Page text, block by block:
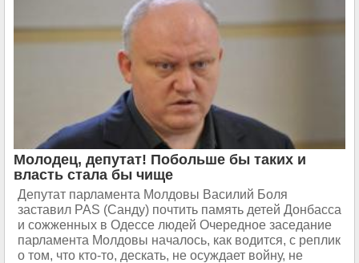
Молодец, депутат! Побольше бы таких и
власть стала бы чище
Депутат парламента Молдовы Василий Боля
заставил PAS (Санду) почтить память детей Донбасса
и сожженных в Одессе людей Очередное заседание
парламента Молдовы началось, как водится, с реплик
о том, что кто-то, дескать, не осуждает войну, не